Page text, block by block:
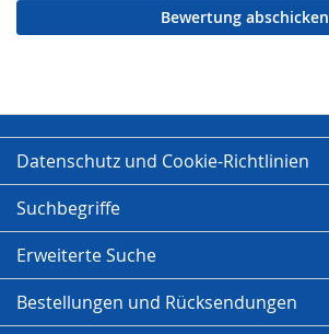
Bewertung abschicken
Datenschutz und Cookie-Richtlinien
Suchbegriffe
Erweiterte Suche
Bestellungen und Rücksendungen